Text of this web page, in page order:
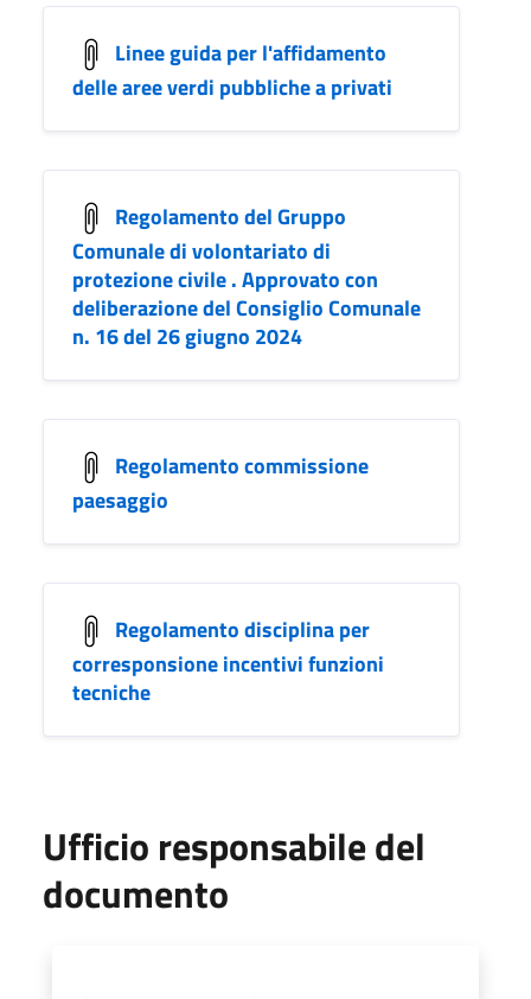
Linee guida per l'affidamento
delle aree verdi pubbliche a privati
Regolamento del Gruppo
Comunale di volontariato di
protezione civile . Approvato con
deliberazione del Consiglio Comunale
n. 16 del 26 giugno 2024
Regolamento commissione
paesaggio
Regolamento disciplina per
corresponsione incentivi funzioni
tecniche
Ufficio responsabile del
documento